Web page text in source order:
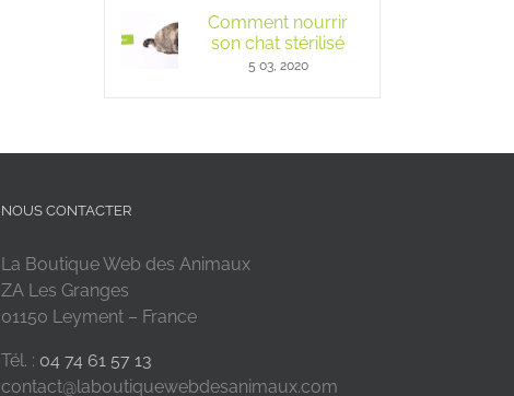
Comment nourrir
son chat stérilisé
5 03, 2020
NOUS CONTACTER
La Boutique Web des Animaux
ZA Les Granges
01150 Leyment – France
Tél. : 04 74 61 57 13
contact@laboutiquewebdesanimaux.com